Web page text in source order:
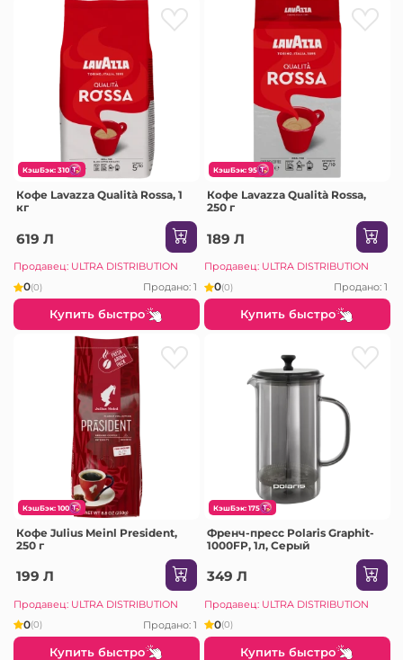
КэшБэк: 310
Кофе Lavazza Qualità Rossa, 1
кг
619 Л
Продавец: ULTRA DISTRIBUTION
0(0) Продано: 1
Купить быстро
КэшБэк: 95
Кофе Lavazza Qualità Rossa,
250 г
189 Л
Продавец: ULTRA DISTRIBUTION
0(0) Продано: 1
Купить быстро
КэшБэк: 100
Кофе Julius Meinl President,
250 г
199 Л
Продавец: ULTRA DISTRIBUTION
0(0) Продано: 1
Купить быстро
КэшБэк: 175
Френч-пресс Polaris Graphit-
1000FP, 1л, Серый
349 Л
Продавец: ULTRA DISTRIBUTION
0(0)
Купить быстро